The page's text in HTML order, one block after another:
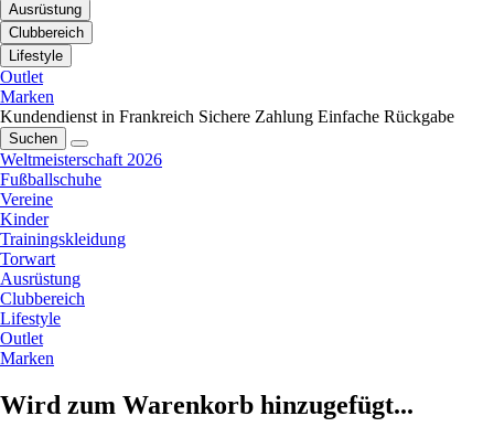
Ausrüstung
Clubbereich
Lifestyle
Outlet
Marken
Kundendienst in Frankreich Sichere Zahlung Einfache Rückgabe
Suchen
Weltmeisterschaft 2026
Fußballschuhe
Vereine
Kinder
Trainingskleidung
Torwart
Ausrüstung
Clubbereich
Lifestyle
Outlet
Marken
Wird zum Warenkorb hinzugefügt...